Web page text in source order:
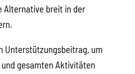
Alternative breit in der
Unterstützungsbeitrag, um
gesamten Aktivitäten